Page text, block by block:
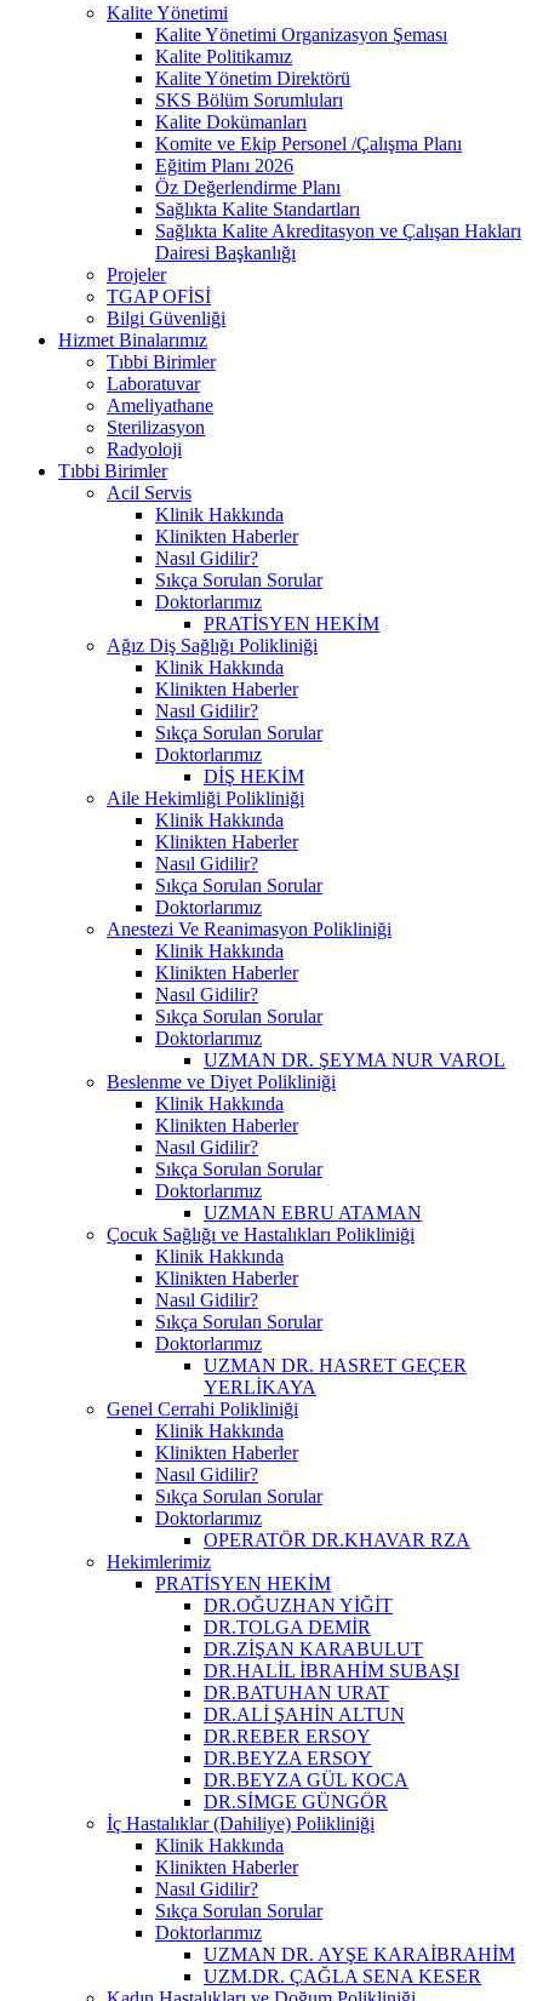
Kalite Yönetimi
Kalite Yönetimi Organizasyon Şeması
Kalite Politikamız
Kalite Yönetim Direktörü
SKS Bölüm Sorumluları
Kalite Dokümanları
Komite ve Ekip Personel /Çalışma Planı
Eğitim Planı 2026
Öz Değerlendirme Planı
Sağlıkta Kalite Standartları
Sağlıkta Kalite Akreditasyon ve Çalışan Hakları
Dairesi Başkanlığı
Projeler
TGAP OFİSİ
Bilgi Güvenliği
Hizmet Binalarımız
Tıbbi Birimler
Laboratuvar
Ameliyathane
Sterilizasyon
Radyoloji
Tıbbi Birimler
Acil Servis
Klinik Hakkında
Klinikten Haberler
Nasıl Gidilir?
Sıkça Sorulan Sorular
Doktorlarımız
PRATİSYEN HEKİM
Ağız Diş Sağlığı Polikliniği
Klinik Hakkında
Klinikten Haberler
Nasıl Gidilir?
Sıkça Sorulan Sorular
Doktorlarımız
DİŞ HEKİM
Aile Hekimliği Polikliniği
Klinik Hakkında
Klinikten Haberler
Nasıl Gidilir?
Sıkça Sorulan Sorular
Doktorlarımız
Anestezi Ve Reanimasyon Polikliniği
Klinik Hakkında
Klinikten Haberler
Nasıl Gidilir?
Sıkça Sorulan Sorular
Doktorlarımız
UZMAN DR. ŞEYMA NUR VAROL
Beslenme ve Diyet Polikliniği
Klinik Hakkında
Klinikten Haberler
Nasıl Gidilir?
Sıkça Sorulan Sorular
Doktorlarımız
UZMAN EBRU ATAMAN
Çocuk Sağlığı ve Hastalıkları Polikliniği
Klinik Hakkında
Klinikten Haberler
Nasıl Gidilir?
Sıkça Sorulan Sorular
Doktorlarımız
UZMAN DR. HASRET GEÇER
YERLİKAYA
Genel Cerrahi Polikliniği
Klinik Hakkında
Klinikten Haberler
Nasıl Gidilir?
Sıkça Sorulan Sorular
Doktorlarımız
OPERATÖR DR.KHAVAR RZA
Hekimlerimiz
PRATİSYEN HEKİM
DR.OĞUZHAN YİĞİT
DR.TOLGA DEMİR
DR.ZİŞAN KARABULUT
DR.HALİL İBRAHİM SUBAŞI
DR.BATUHAN URAT
DR.ALİ ŞAHİN ALTUN
DR.REBER ERSOY
DR.BEYZA ERSOY
DR.BEYZA GÜL KOCA
DR.SİMGE GÜNGÖR
İç Hastalıklar (Dahiliye) Polikliniği
Klinik Hakkında
Klinikten Haberler
Nasıl Gidilir?
Sıkça Sorulan Sorular
Doktorlarımız
UZMAN DR. AYŞE KARAİBRAHİM
UZM.DR. ÇAĞLA SENA KESER